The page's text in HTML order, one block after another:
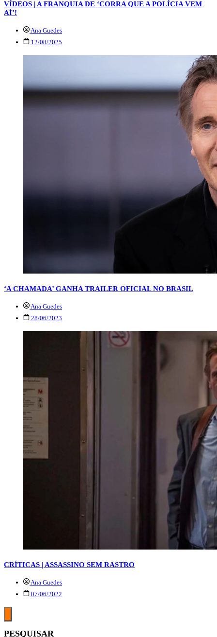
VÍDEOS | A FRANQUIA DE ‘CORRA QUE A POLÍCIA VEM
AÍ’!
Ana Guedes
12/08/2025
‘A CHAMADA’ GANHA TRAILER OFICIAL NO BRASIL
Ana Guedes
28/06/2023
CRÍTICAS | ASSASSINO SEM RASTRO
Ana Guedes
07/06/2022
PESQUISAR